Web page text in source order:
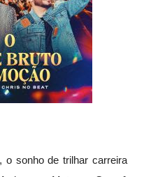
o sonho de trilhar carreira